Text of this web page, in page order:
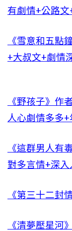
有劇情+公路文
《雪意和五點
+大叔文+劇情
《野孩子》作
人心劇情多多+
《這群男人有
對多言情+深入
《第三十二封
《清夢壓星河